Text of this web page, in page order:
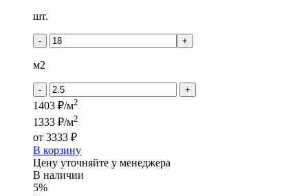
шт.
- +
м2
- +
1403 ₽/м2
1333 ₽/м2
от 3333 ₽
В корзину
Цену уточняйте у менеджера
В наличии
5%